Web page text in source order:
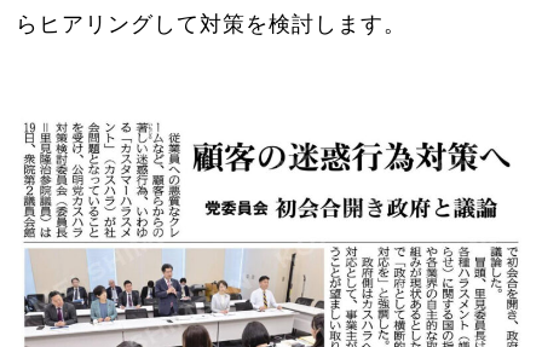
らヒアリングして対策を検討します。